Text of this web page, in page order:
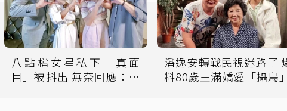
八點檔女星私下「真面
目」被抖出 無奈回應：已
潘逸安轉戰民視迷路了 爆
料80歲王滿嬌愛「攝鳥